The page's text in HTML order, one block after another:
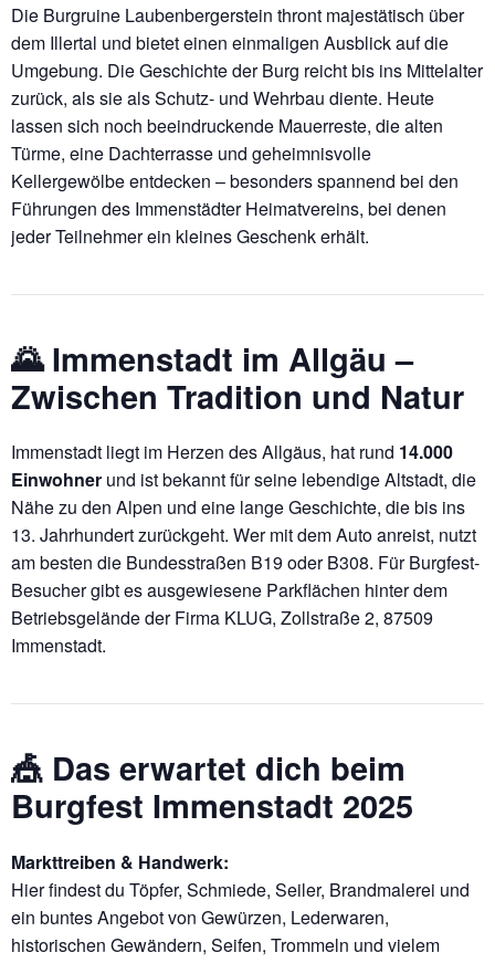
Die Burgruine Laubenbergerstein thront majestätisch über
dem Illertal und bietet einen einmaligen Ausblick auf die
Umgebung. Die Geschichte der Burg reicht bis ins Mittelalter
zurück, als sie als Schutz- und Wehrbau diente. Heute
lassen sich noch beeindruckende Mauerreste, die alten
Türme, eine Dachterrasse und geheimnisvolle
Kellergewölbe entdecken – besonders spannend bei den
Führungen des Immenstädter Heimatvereins, bei denen
jeder Teilnehmer ein kleines Geschenk erhält.
🌄Immenstadt im Allgäu –
Zwischen Tradition und Natur
Immenstadt liegt im Herzen des Allgäus, hat rund 14.000
Einwohner und ist bekannt für seine lebendige Altstadt, die
Nähe zu den Alpen und eine lange Geschichte, die bis ins
13. Jahrhundert zurückgeht. Wer mit dem Auto anreist, nutzt
am besten die Bundesstraßen B19 oder B308. Für Burgfest-
Besucher gibt es ausgewiesene Parkflächen hinter dem
Betriebsgelände der Firma KLUG, Zollstraße 2, 87509
Immenstadt.
🎪 Das erwartet dich beim
Burgfest Immenstadt 2025
Markttreiben & Handwerk:
Hier findest du Töpfer, Schmiede, Seiler, Brandmalerei und
ein buntes Angebot von Gewürzen, Lederwaren,
historischen Gewändern, Seifen, Trommeln und vielem